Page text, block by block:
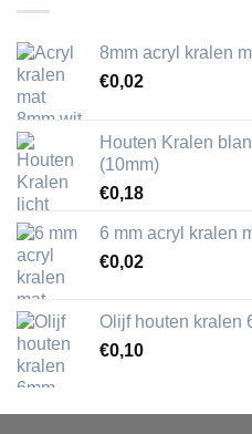
8mm acryl kralen
€0,02
Houten Kralen
(10mm)
€0,18
6 mm acryl kralen
€0,02
Olijf houten kralen
€0,10